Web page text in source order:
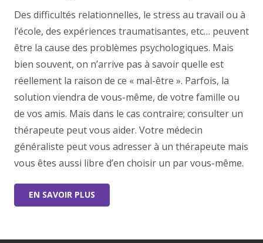
Des difficultés relationnelles, le stress au travail ou à
l’école, des expériences traumatisantes, etc… peuvent
être la cause des problèmes psychologiques. Mais
bien souvent, on n’arrive pas à savoir quelle est
réellement la raison de ce « mal-être ». Parfois, la
solution viendra de vous-même, de votre famille ou
de vos amis. Mais dans le cas contraire; consulter un
thérapeute peut vous aider. Votre médecin
généraliste peut vous adresser à un thérapeute mais
vous êtes aussi libre d’en choisir un par vous-même.
EN SAVOIR PLUS